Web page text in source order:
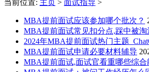
当前位置: 主页 > 面试指导 >
MBA提前面试应该参加哪个批次？
MBA提前面试常见扣分点,踩中被淘
2024年MBA提前面试热门主题
MBA提前面试申请必要材料辅导
MBA提前面试,面试官看重哪些综合